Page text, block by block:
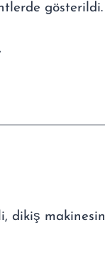
gösterildi.